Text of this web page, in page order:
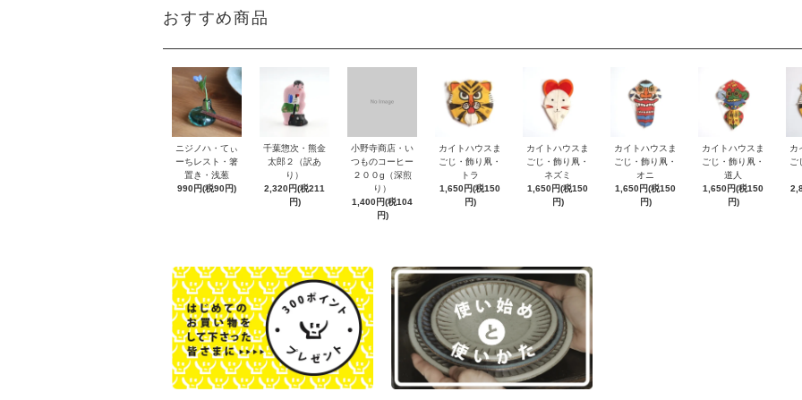
おすすめ商品
ニジノハ・てぃ
ーちレスト・箸
置き・浅葱
990円(税90円)
千葉惣次・熊金
太郎２（訳あ
り）
2,320円(税211
円)
小野寺商店・い
つものコーヒー
２００g（深煎
り）
1,400円(税104
円)
カイトハウスま
ごじ・飾り凧・
トラ
1,650円(税150
円)
カイトハウスま
ごじ・飾り凧・
ネズミ
1,650円(税150
円)
カイトハウスま
ごじ・飾り凧・
オニ
1,650円(税150
円)
カイトハウスま
ごじ・飾り凧・
道人
1,650円(税150
円)
カ
ご